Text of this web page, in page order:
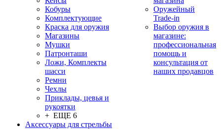
Кобуры
Комплектующие
Краска для оружия
Магазины
Мушки
Патронташи
Ложи, Комплекты
шасси
Ремни
Чехлы
Приклады, цевья и
рукоятки
+ ЕЩЕ 6
Аксессуары для стрельбы
Оружейный
Trade-in
Выбор оружия в
магазине:
профессиональная
помощь и
консультация от
наших продавцов